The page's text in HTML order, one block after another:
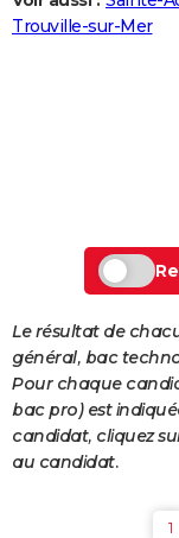
Destinations
City break
Voyage nature
Voyage de noces
Forum
Climat
+
PHOTO
Dictionnaire
PROGRAMME TV
S'inscrire
Se connecter
Lycées
Collèges
Primaires
Universités
Entreprises
Service militaire
Avis de recherche
AVIS DE DÉCÈS
FORUM
Bricolage
Lifestyle
Culture
Sport
Auto
Television
Voyage
Cinema
Trouville-sur-Mer
Le résultat de
général, bac
Pour chaque
bac pro) est
candidat, cliquez
au candidat.
1